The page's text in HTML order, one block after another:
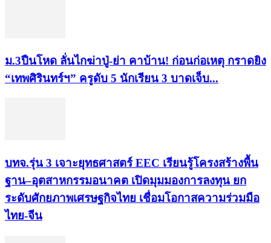
ม.3ปืนโหด ลั่นไกฆ่าปู่-ย่า คาบ้าน! ก่อนก่อเหตุ กราดยิง
“เทพศิรินทร์ฯ” ครูดับ 5 นักเรียน 3 บาดเจ็บ...
บทจ.รุ่น 3 เจาะยุทธศาสตร์ EEC เรียนรู้โครงสร้างพื้น
ฐาน–อุตสาหกรรมอนาคต เปิดมุมมองการลงทุน ยก
ระดับศักยภาพเศรษฐกิจไทย เชื่อมโอกาสความร่วมมือ
ไทย-จีน